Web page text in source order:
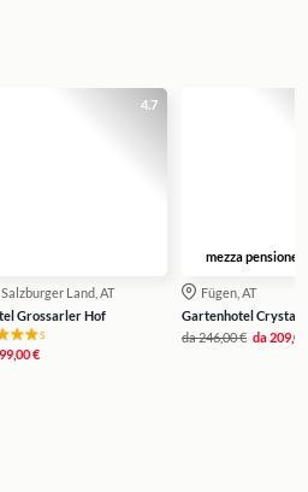
4.7
Salzburger Land, AT
Grossarler Hof
s
99,00 €
mezza pensione
Fügen, AT
Gartenhotel Crystal
da246,00 € da